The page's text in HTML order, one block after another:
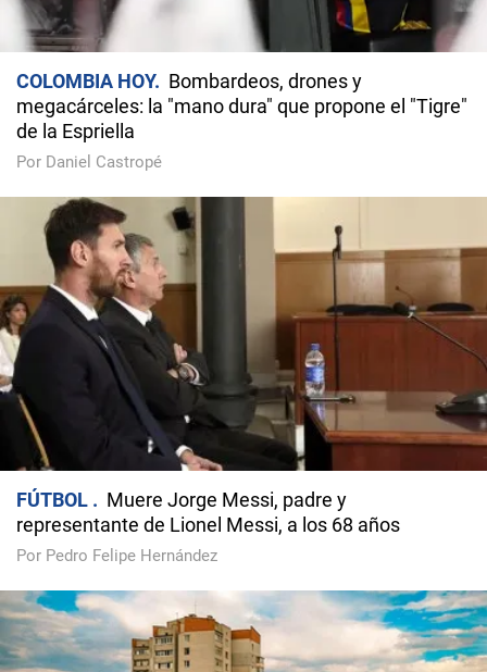
COLOMBIA HOY
Bombardeos, drones y
megacárceles: la "mano dura" que propone el "Tigre"
de la Espriella
Por Daniel Castropé
FÚTBOL
Muere Jorge Messi, padre y
representante de Lionel Messi, a los 68 años
Por Pedro Felipe Hernández